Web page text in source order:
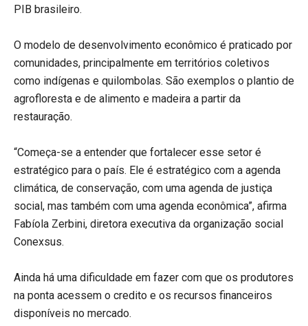
PIB brasileiro.
O modelo de desenvolvimento econômico é praticado por
comunidades, principalmente em territórios coletivos
como indígenas e quilombolas. São exemplos o plantio de
agrofloresta e de alimento e madeira a partir da
restauração.
“Começa-se a entender que fortalecer esse setor é
estratégico para o país. Ele é estratégico com a agenda
climática, de conservação, com uma agenda de justiça
social, mas também com uma agenda econômica”, afirma
Fabíola Zerbini, diretora executiva da organização social
Conexsus.
Ainda há uma dificuldade em fazer com que os produtores
na ponta acessem o credito e os recursos financeiros
disponíveis no mercado.